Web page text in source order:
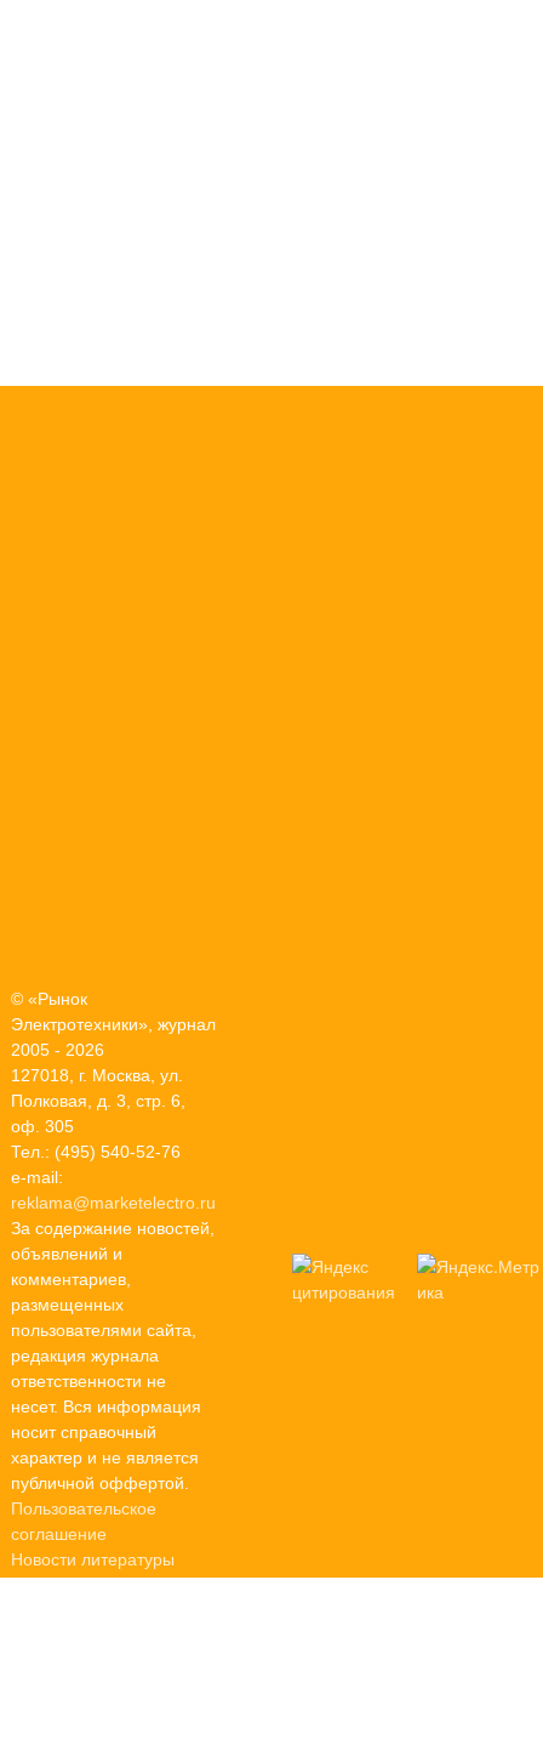
© «Рынок
Электротехники», журнал
2005 - 2026
127018, г. Москва, ул.
Полковая, д. 3, стр. 6,
оф. 305
Тел.: (495) 540-52-76
e-mail:
reklama@marketelectro.ru
За содержание новостей,
объявлений и
комментариев,
размещенных
пользователями сайта,
редакция журнала
ответственности не
несет. Вся информация
носит справочный
характер и не является
публичной оффертой.
Пользовательское
соглашение
Новости литературы